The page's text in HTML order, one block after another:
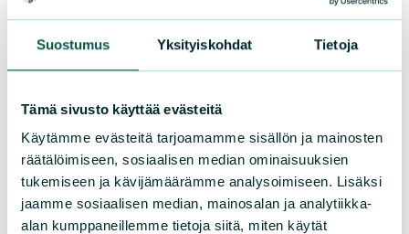
Suostumus Yksityiskohdat Tietoja
Tämä sivusto käyttää evästeitä
Käytämme evästeitä tarjoamamme sisällön ja mainosten
räätälöimiseen, sosiaalisen median ominaisuuksien
tukemiseen ja kävijämäärämme analysoimiseen. Lisäksi
jaamme sosiaalisen median, mainosalan ja analytiikka-
alan kumppaneillemme tietoja siitä, miten käytät
kaupunkipoliitikot keskustelivat Helsingin
kaupunkipuisto Helsinkiin! -liikkeen
yleisötilaisuudessa Oodissa viime viikolla.
Lue lisää